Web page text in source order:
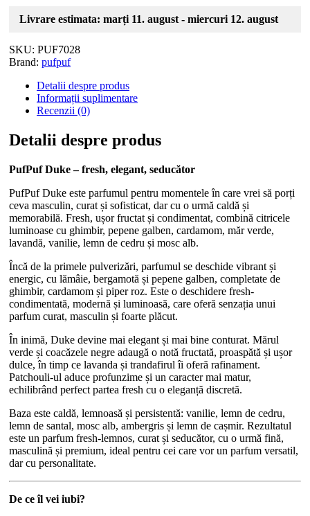
Livrare estimata: marți 11. august - miercuri 12. august
SKU: PUF7028
Brand: pufpuf
Detalii despre produs
Informații suplimentare
Recenzii (0)
Detalii despre produs
PufPuf Duke – fresh, elegant, seducător
PufPuf Duke este parfumul pentru momentele în care vrei să porți
ceva masculin, curat și sofisticat, dar cu o urmă caldă și
memorabilă. Fresh, ușor fructat și condimentat, combină citricele
luminoase cu ghimbir, pepene galben, cardamom, măr verde,
lavandă, vanilie, lemn de cedru și mosc alb.
Încă de la primele pulverizări, parfumul se deschide vibrant și
energic, cu lămâie, bergamotă și pepene galben, completate de
ghimbir, cardamom și piper roz. Este o deschidere fresh-
condimentată, modernă și luminoasă, care oferă senzația unui
parfum curat, masculin și foarte plăcut.
În inimă, Duke devine mai elegant și mai bine conturat. Mărul
verde și coacăzele negre adaugă o notă fructată, proaspătă și ușor
dulce, în timp ce lavanda și trandafirul îi oferă rafinament.
Patchouli-ul aduce profunzime și un caracter mai matur,
echilibrând perfect partea fresh cu o eleganță discretă.
Baza este caldă, lemnoasă și persistentă: vanilie, lemn de cedru,
lemn de santal, mosc alb, ambergris și lemn de cașmir. Rezultatul
este un parfum fresh-lemnos, curat și seducător, cu o urmă fină,
masculină și premium, ideal pentru cei care vor un parfum versatil,
dar cu personalitate.
De ce îl vei iubi?